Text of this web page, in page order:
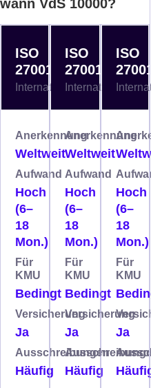
wann VdS 10000?
ISO
27001
International
Anerkennung
Weltweit
Aufwand
Hoch
(6–
18
Mon.)
Für
KMU
Bedingt
Versicherung
Ja
Ausschreibungen
Häufig
ISO
27001
International
Anerkennung
Weltweit
Aufwand
Hoch
(6–
18
Mon.)
Für
KMU
Bedingt
Versicherung
Ja
Häufig
ISO
27001
Hoch
(6–
18
Mon.)
Für
KMU
Ja